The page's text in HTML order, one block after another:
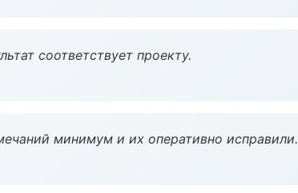
соответствует проекту.
минимум и их оперативно исправили.